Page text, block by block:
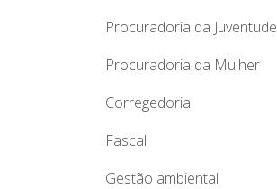
Procuradoria da Juventude
Procuradoria da Mulher
Corregedoria
Fascal
Gestão ambiental